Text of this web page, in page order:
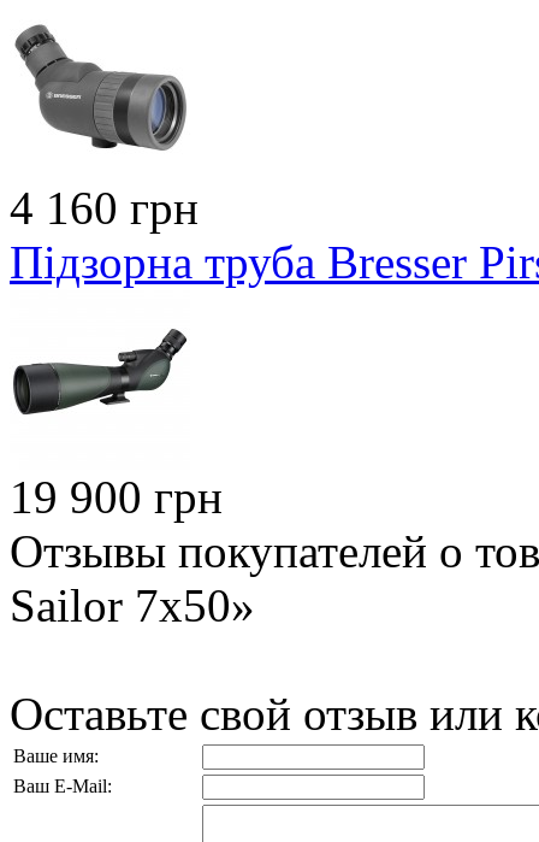
4 160 грн
Підзорна труба Bresser
19 900 грн
Отзывы покупателей о
Sailor 7x50»
Оставьте свой отзыв или
Ваше имя:
Ваш E-Mail: